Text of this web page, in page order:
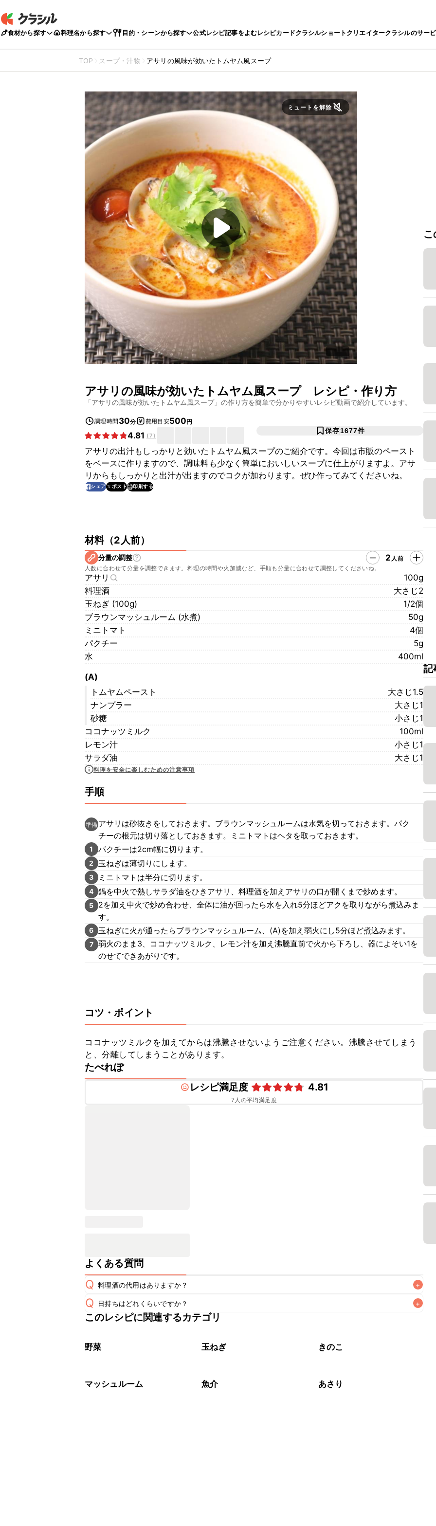
食材から探す 料理名から探す 目的・シーンから探す 公式レシピ記事をよむレシピカードクラシルショートクリエイタークラシルのサー
TOP スープ・汁物 アサリの風味が効いたトムヤム風スープ
ミュートを解除
アサリの風味が効いたトムヤム風スープレシピ・作り方
「アサリの風味が効いたトムヤム風スープ」の作り方を簡単で分かりやすいレシピ動画で紹介しています。
調理時間 30分 費用目安500円
4.81 (7)
保存1677件
アサリの出汁もしっかりと効いたトムヤム風スープのご紹介です。今回は市販のペースト
をベースに作りますので、調味料も少なく簡単においしいスープに仕上がりますよ。アサ
リからもしっかりと出汁が出ますのでコクが加わります。ぜひ作ってみてくださいね。
シェア ポスト 印刷する
材料（2人前）
分量の調整 2 人前
人数に合わせて分量を調整できます。料理の時間や火加減など、手順も分量に合わせて調整してくださいね。
アサリ
100g
料理酒
大さじ2
玉ねぎ (100g)
1/2個
ブラウンマッシュルーム (水煮)
50g
ミニトマト
4個
パクチー
5g
水
400ml
(A)
トムヤムペースト
大さじ1.5
ナンプラー
大さじ1
砂糖
小さじ1
ココナッツミルク
100ml
レモン汁
小さじ1
サラダ油
大さじ1
料理を安全に楽しむための注意事項
手順
準備 アサリは砂抜きをしておきます。ブラウンマッシュルームは水気を切っておきます。パク
チーの根元は切り落としておきます。ミニトマトはヘタを取っておきます。
1 パクチーは2cm幅に切ります。
2 玉ねぎは薄切りにします。
3 ミニトマトは半分に切ります。
4 鍋を中火で熱しサラダ油をひきアサリ、料理酒を加えアサリの口が開くまで炒めます。
5
2を加え中火で炒め合わせ、全体に油が回ったら水を入れ5分ほどアクを取りながら煮込みま
す。
6 玉ねぎに火が通ったらブラウンマッシュルーム、(A)を加え弱火にし5分ほど煮込みます。
7 弱火のまま3、ココナッツミルク、レモン汁を加え沸騰直前で火から下ろし、器によそい1を
のせてできあがりです。
コツ・ポイント
ココナッツミルクを加えてからは沸騰させないようご注意ください。沸騰させてしまう
と、分離してしまうことがあります。
たべれぽ
レシピ満足度
4.81
7 人の平均満足度
よくある質問
Q 料理酒の代用はありますか？ +
A
Q 日持ちはどれくらいですか？ +
保存期間は冷蔵で翌日中が目安です。なるべくお早めにお召し上がりください。
※日持ちは目安です。
このレシピに関連するカテゴリ
野菜 玉ねぎ きのこ
マッシュルーム 魚介 あさり
記